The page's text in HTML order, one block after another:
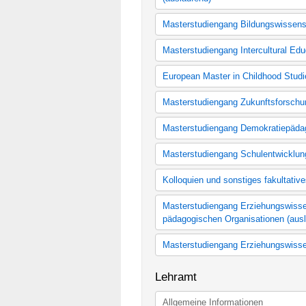
Bachelorstudiengang
(auslaufend)
Masterstudiengang
Master Bildungswissenschaft
Master Bildungswissenschaft
Master Bildungswissenschaft
Masterstudiengang Intercultural
Intercultural Education
European Master in Childhood
Kernfach Master Childhood
Masterstudiengang
Master Zukunftsforschung (nach
Master Zukunftsforschung (nach
2013/14)
Masterstudiengang
Kernfach
Berufsbegleitender Master
Masterstudiengang
Schulentwicklung und
Schulentwicklung und
Kolloquien und sonstiges
Kolloquien und sonstiges
Masterstudiengang
pädagogischen Organisationen
Erziehungswissenschaft:
Organisationen
Masterstudiengang
Lehramt
Allgemeine Informationen